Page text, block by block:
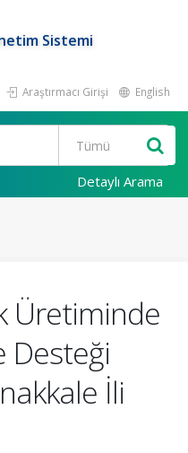
Sistemi
Araştırmacı Girişi English
Detaylı Arama
Üretiminde
Desteği
İli